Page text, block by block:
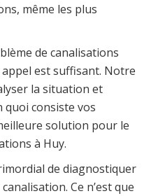
même les plus
de canalisations
est suffisant. Notre
la situation et
quoi consiste vos
solution pour le
à Huy.
de diagnostiquer
Ce n’est que